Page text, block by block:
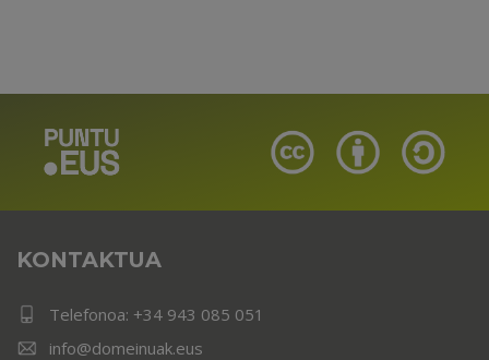
KONTAKTUA
Telefonoa: +34 943 085 051
info@domeinuak.eus